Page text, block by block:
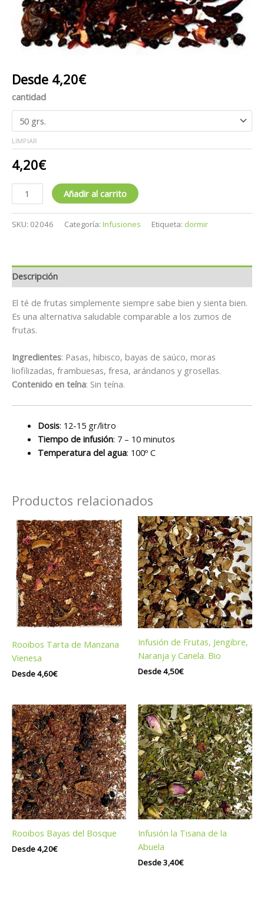
Desde 4,20€
cantidad
LIMPIAR
4,20€
Añadir al carrito
SKU: 02046 Categoría: Infusiones Etiqueta: dormir
Descripción
El té de frutas simplemente siempre sabe bien y sienta bien.
Es una alternativa saludable comparable a los zumos de
frutas.
Ingredientes: Pasas, hibisco, bayas de saúco, moras
liofilizadas, frambuesas, fresa, arándanos y grosellas.
Contenido en teína: Sin teína.
Dosis: 12-15 gr/litro
Tiempo de infusión: 7 – 10 minutos
Temperatura del agua: 100º C
Productos relacionados
Rooibos Tarta de Manzana
Vienesa
Desde4,60€
Infusión de Frutas, Jengibre,
Naranja y Canela. Bio
Desde4,50€
Rooibos Bayas del Bosque
Desde4,20€
Infusión la Tisana de la
Abuela
Desde3,40€